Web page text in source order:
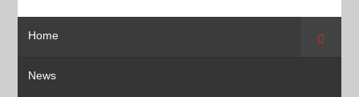
Home
News
Suche